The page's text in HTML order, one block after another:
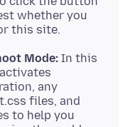
whether you
Mode: In this
any
files, and
to help you